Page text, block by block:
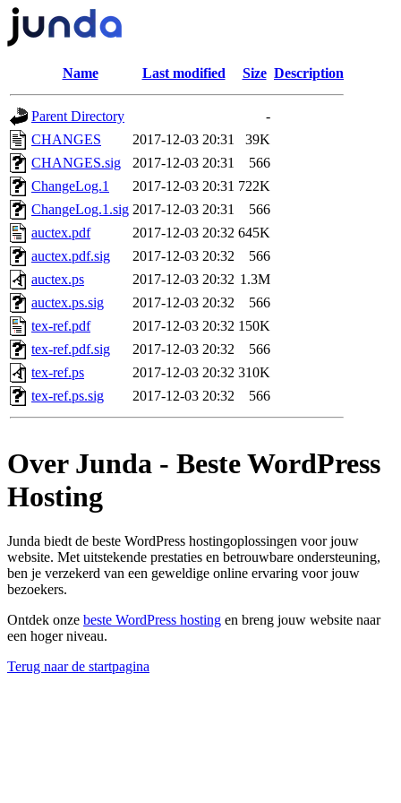
Name Last modified Size Description
Parent Directory
-
CHANGES
2017-12-03 20:31
39K
CHANGES.sig
2017-12-03 20:31
566
ChangeLog.1
2017-12-03 20:31 722K
ChangeLog.1.sig 2017-12-03 20:31
566
auctex.pdf
2017-12-03 20:32 645K
auctex.pdf.sig
2017-12-03 20:32
566
auctex.ps
2017-12-03 20:32 1.3M
auctex.ps.sig
2017-12-03 20:32
566
tex-ref.pdf
2017-12-03 20:32 150K
tex-ref.pdf.sig
2017-12-03 20:32
566
tex-ref.ps
2017-12-03 20:32 310K
tex-ref.ps.sig
2017-12-03 20:32 566
Over Junda - Beste WordPress
Hosting
Junda biedt de beste WordPress hostingoplossingen voor jouw
website. Met uitstekende prestaties en betrouwbare ondersteuning,
ben je verzekerd van een geweldige online ervaring voor jouw
bezoekers.
Ontdek onze beste WordPress hosting en breng jouw website naar
een hoger niveau.
Terug naar de startpagina